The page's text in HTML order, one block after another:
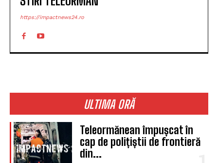
ULTIMA ORĂ
Teleormănean împușcat în
cap de polițiștii de frontieră
din...
https://impactnews24.ro